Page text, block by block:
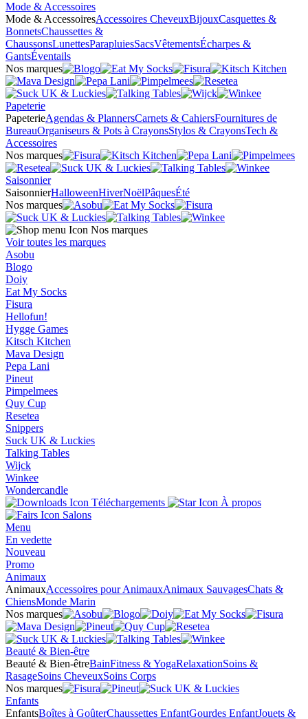
Mode & Accessoires
Mode & AccessoiresAccessoires CheveuxBijouxCasquettes &
BonnetsChaussettes &
ChaussonsLunettesParapluiesSacsVêtementsÉcharpes &
GantsÉventails
Nos marques
Papeterie
PapeterieAgendas & PlannersCarnets & CahiersFournitures de
BureauOrganiseurs & Pots à CrayonsStylos & CrayonsTech &
Accessoires
Nos marques
Saisonnier
SaisonnierHalloweenHiverNoëlPâquesÉté
Nos marques
Nos marques
Voir toutes les marques
Asobu
Blogo
Doiy
Eat My Socks
Fisura
Hellofun!
Hygge Games
Kitsch Kitchen
Mava Design
Pepa Lani
Pineut
Pimpelmees
Quy Cup
Resetea
Snippers
Suck UK & Luckies
Talking Tables
Wijck
Winkee
Wondercandle
Téléchargements
À propos
Salons
Menu
En vedette
Nouveau
Promo
Animaux
AnimauxAccessoires pour AnimauxAnimaux SauvagesChats &
ChiensMonde Marin
Nos marques
Beauté & Bien-être
Beauté & Bien-êtreBainFitness & YogaRelaxationSoins &
RasageSoins CheveuxSoins Corps
Nos marques
Enfants
EnfantsBoîtes à GoûterChaussettes EnfantGourdes EnfantJouets &